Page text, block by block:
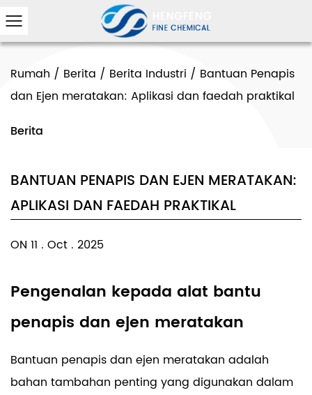
Rumah / Berita / Berita Industri / Bantuan Penapis
dan Ejen meratakan: Aplikasi dan faedah praktikal
Berita
BANTUAN PENAPIS DAN EJEN MERATAKAN:
APLIKASI DAN FAEDAH PRAKTIKAL
ON 11 . Oct . 2025
Pengenalan kepada alat bantu
penapis dan ejen meratakan
Bantuan penapis dan ejen meratakan adalah
bahan tambahan penting yang digunakan dalam